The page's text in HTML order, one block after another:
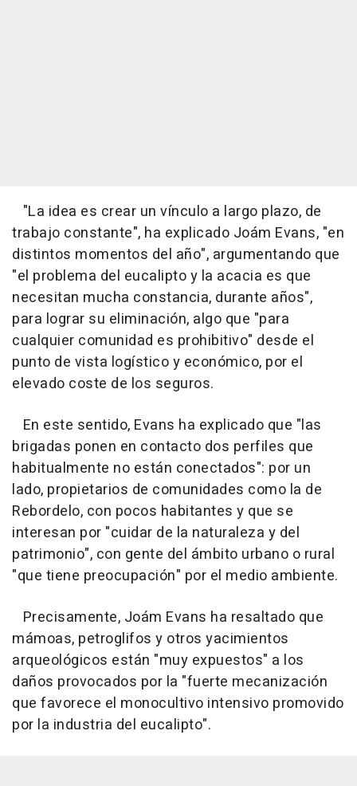
"La idea es crear un vínculo a largo plazo, de
trabajo constante", ha explicado Joám Evans, "en
distintos momentos del año", argumentando que
"el problema del eucalipto y la acacia es que
necesitan mucha constancia, durante años",
para lograr su eliminación, algo que "para
cualquier comunidad es prohibitivo" desde el
punto de vista logístico y económico, por el
elevado coste de los seguros.
En este sentido, Evans ha explicado que "las
brigadas ponen en contacto dos perfiles que
habitualmente no están conectados": por un
lado, propietarios de comunidades como la de
Rebordelo, con pocos habitantes y que se
interesan por "cuidar de la naturaleza y del
patrimonio", con gente del ámbito urbano o rural
"que tiene preocupación" por el medio ambiente.
Precisamente, Joám Evans ha resaltado que
mámoas, petroglifos y otros yacimientos
arqueológicos están "muy expuestos" a los
daños provocados por la "fuerte mecanización
que favorece el monocultivo intensivo promovido
por la industria del eucalipto".